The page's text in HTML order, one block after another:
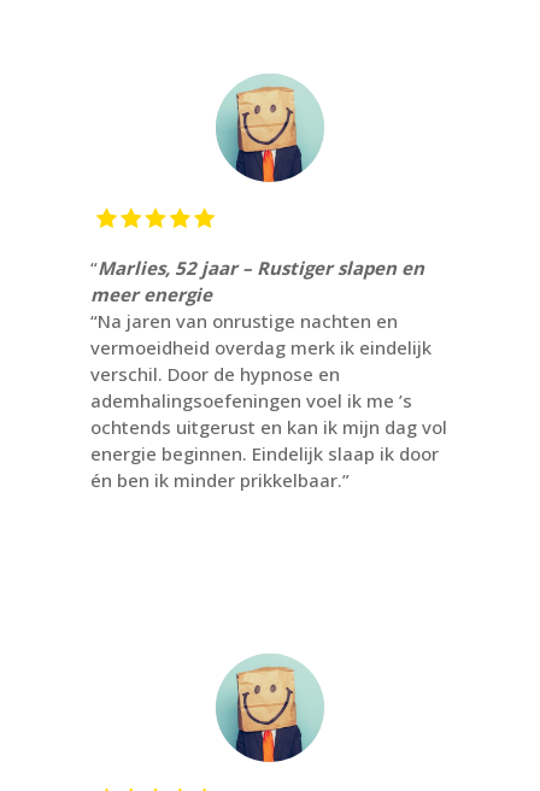
“Marlies, 52 jaar – Rustiger slapen en
meer energie
“Na jaren van onrustige nachten en
vermoeidheid overdag merk ik eindelijk
verschil. Door de hypnose en
ademhalingsoefeningen voel ik me ’s
ochtends uitgerust en kan ik mijn dag vol
energie beginnen. Eindelijk slaap ik door
én ben ik minder prikkelbaar.”